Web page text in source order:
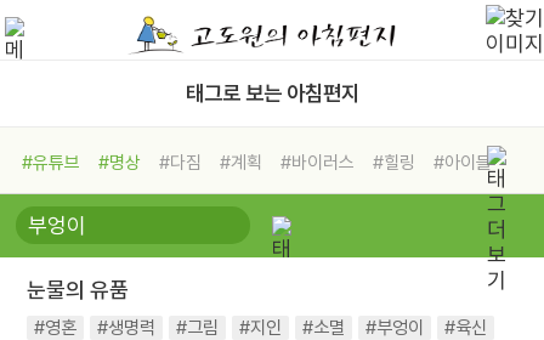
태그로 보는 아침편지
#유튜브 #명상 #다짐 #계획 #바이러스 #힐링
#아이들
#비전캠프
#독서캠프 #삶
#희망
#나눔 #친구 #링컨학교
#독서
#건강
눈물의 유품
#영혼 #생명력 #그림 #지인 #소멸 #부엉이
#육신